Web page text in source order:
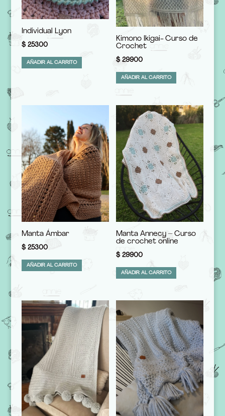
Individual Lyon
$25300
AÑADIR AL CARRITO
Kimono Ikigai- Curso de
Crochet
$29900
AÑADIR AL CARRITO
Manta Ámbar
$25300
AÑADIR AL CARRITO
Manta Annecy – Curso
de crochet online
$29900
AÑADIR AL CARRITO